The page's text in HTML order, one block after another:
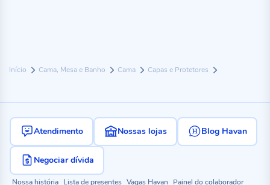
Início Cama, Mesa e Banho Cama Capas e Protetores
Atendimento Nossas lojas Blog Havan
Negociar dívida
Nossa história Lista de presentes Vagas Havan Painel do colaborador